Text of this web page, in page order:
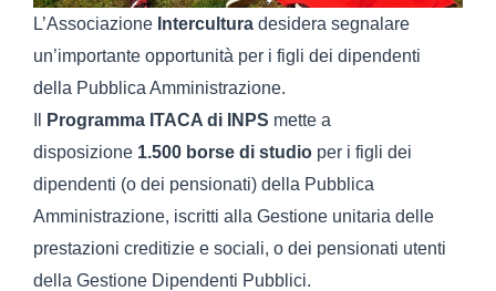
L’Associazione Intercultura desidera segnalare
un’importante opportunità per i figli dei dipendenti
della Pubblica Amministrazione.
Programma ITACA di INPS mette a
disposizione 1.500 borse di studio per i figli dei
dipendenti (o dei pensionati) della Pubblica
Amministrazione, iscritti alla Gestione unitaria delle
prestazioni creditizie e sociali, o dei pensionati utenti
della Gestione Dipendenti Pubblici.